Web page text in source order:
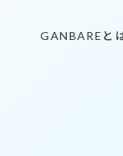
GANBAREと